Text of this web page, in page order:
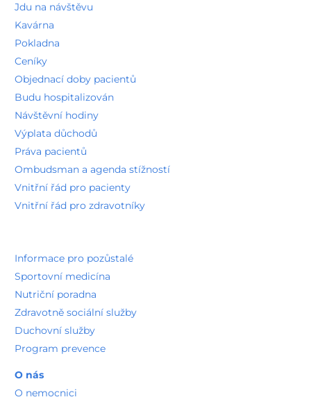
Jdu na návštěvu
Kavárna
Pokladna
Ceníky
Objednací doby pacientů
Budu hospitalizován
Návštěvní hodiny
Výplata důchodů
Práva pacientů
Ombudsman a agenda stížností
Vnitřní řád pro pacienty
Vnitřní řád pro zdravotníky
Informace pro pozůstalé
Sportovní medicína
Nutriční poradna
Zdravotně sociální služby
Duchovní služby
Program prevence
O nás
O nemocnici